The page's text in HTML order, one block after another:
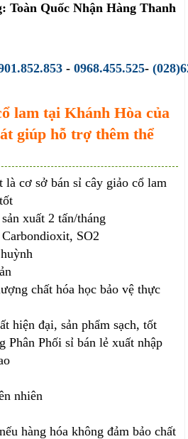
Toàn Quốc Nhận Hàng Thanh
-0968.455.525-
lam tại Khánh Hòa của
giúp hỗ trợ thêm thể
là cơ sở bán sỉ cây giảo cổ lam
xuất 2 tấn/tháng
SO2
chất hóa học bảo vệ thực
hiện đại, sản phẩm sạch, tốt
Phân Phối sỉ bán lẻ xuất nhập
nhiên
hàng hóa không đảm bảo chất